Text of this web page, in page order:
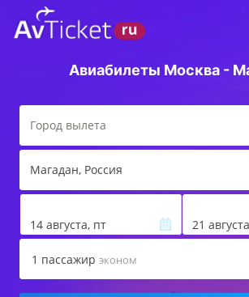
Авиабилеты Москва -
Магадан, Россия
14 августа, пт 21
1 пассажир эконом